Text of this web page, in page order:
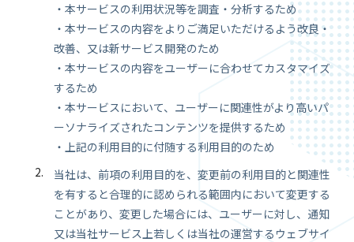
・本サービスの利用状況等を調査・分析するため
・本サービスの内容をよりご満足いただけるよう改良・
改善、又は新サービス開発のため
・本サービスの内容をユーザーに合わせてカスタマイズ
するため
・本サービスにおいて、ユーザーに関連性がより高いパ
ーソナライズされたコンテンツを提供するため
・上記の利用目的に付随する利用目的のため
当社は、前項の利用目的を、変更前の利用目的と関連性
を有すると合理的に認められる範囲内において変更する
ことがあり、変更した場合には、ユーザーに対し、通知
又は当社サービス上若しくは当社の運営するウェブサイ